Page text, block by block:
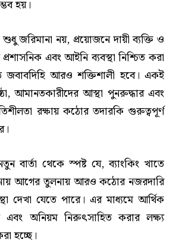
হয়।
জরিমানা নয়, প্রয়োজনে দায়ী ব্যক্তি ও
প্রশাসনিক এবং আইনি ব্যবস্থা নিশ্চিত করা
জবাবদিহি আরও শক্তিশালী হবে। একই
আমানতকারীদের আস্থা পুনরুদ্ধার এবং
রক্ষায় কঠোর তদারকি গুরুত্বপূর্ণ
বার্তা থেকে স্পষ্ট যে, ব্যাংকিং খাতে
আগের তুলনায় আরও কঠোর নজরদারি
দেখা যেতে পারে। এর মাধ্যমে আর্থিক
এবং অনিয়ম নিরুৎসাহিত করার লক্ষ্য
হচ্ছে।